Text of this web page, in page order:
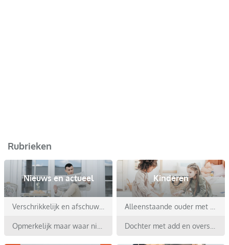
Rubrieken
Nieuws en actueel Kinderen